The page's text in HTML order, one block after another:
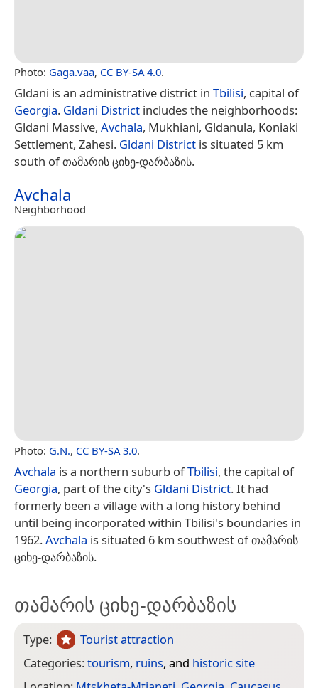
Photo: Gaga.vaa, CC BY-SA 4.0.
Gldani is an administrative district in Tbilisi, capital of
Georgia. Gldani District includes the neighborhoods:
Gldani Massive, Avchala, Mukhiani, Gldanula, Koniaki
Settlement, Zahesi. Gldani District is situated 5 km
south of თამარის ციხე-დარბაზის.
Avchala
Neighborhood
Photo: G.N., CC BY-SA 3.0.
Avchala is a northern suburb ofTbilisi, the capital of
Georgia, part of the city's Gldani District. It had
formerly been a village with a long history behind
until being incorporated within Tbilisi's boundaries in
1962.Avchala is situated 6 km southwest of თამარის
ციხე-დარბაზის.
თამარის ციხე-დარბაზის
Type:
Tourist attraction
Categories:tourism, ruins, and historic site